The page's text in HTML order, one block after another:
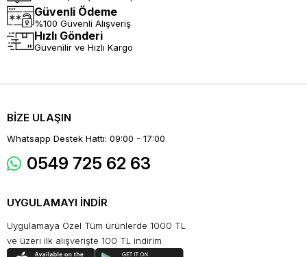
Güvenli Ödeme
%100 Güvenli Alışveriş
Hızlı Gönderi
Güvenilir ve Hızlı Kargo
BİZE ULAŞIN
Whatsapp Destek Hattı: 09:00 - 17:00
0549 725 62 63
UYGULAMAYI İNDİR
Uygulamaya Özel Tüm ürünlerde 1000 TL
ve üzeri ilk alışverişte 100 TL indirim